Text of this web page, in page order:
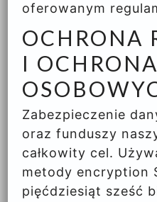
oferowanym
OCHRONA
I
Zabezpieczenie
oraz funduszy
całkowity cel.
metody encryption
pięćdziesiąt sześć